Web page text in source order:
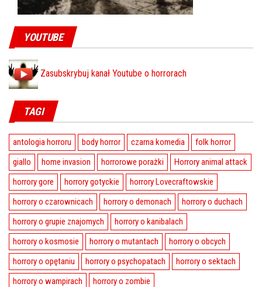
YOUTUBE
Zasubskrybuj kanał Youtube o horrorach
TAGI
antologia horroru body horror czarna komedia
folk horror
giallo
home invasion horrorowe porażki
Horrory animal attack
horrory gore
horrory gotyckie
horrory Lovecraftowskie
horrory o czarownicach
horrory o demonach
horrory o duchach
horrory o grupie znajomych
horrory o kanibalach
horrory o kosmosie
horrory o mutantach
horrory o obcych
horrory o opętaniu
horrory o psychopatach
horrory o sektach
horrory o wampirach
horrory o zombie